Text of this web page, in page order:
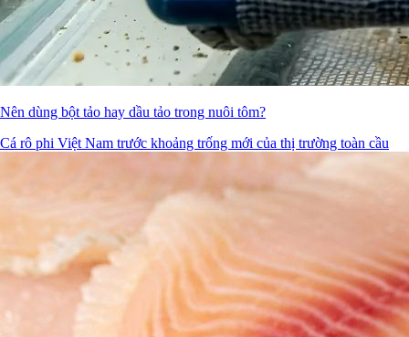
Nên dùng bột tảo hay dầu tảo trong nuôi tôm?
Cá rô phi Việt Nam trước khoảng trống mới của thị trường toàn cầu